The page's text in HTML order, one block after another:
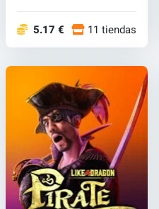
5.17 € 11 tiendas